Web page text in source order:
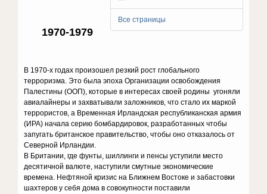
Все страницы
1970-1979
В 1970-х годах произошел резкий рост глобального
терроризма. Это была эпоха Организации освобождения
Палестины (ООП), которые в интересах своей родины угоняли
авиалайнеры и захватывали заложников, что стало их маркой
террористов, а Временная Ирландская республиканская армия
(ИРА) начала серию бомбардировок, разработанных чтобы
запугать британское правительство, чтобы оно отказалось от
Северной Ирландии.
В Британии, где фунты, шиллинги и пенсы уступили место
десятичной валюте, наступили смутные экономические
времена. Нефтяной кризис на Ближнем Востоке и забастовки
шахтеров у себя дома в совокупности поставили